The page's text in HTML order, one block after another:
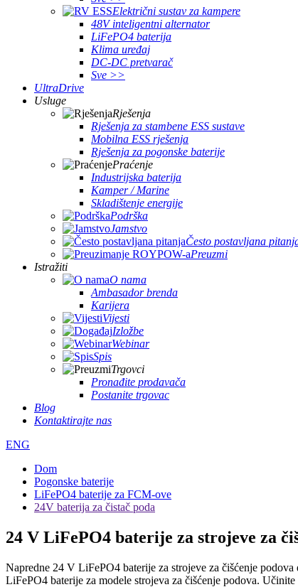
Električni sustav za kampere
48V inteligentni alternator
LiFePO4 baterija
Klima uređaj
DC-DC pretvarač
Sve >>
UltraDrive
Usluge
Rješenja
Rješenja za stambene ESS sustave
Mobilna ESS rješenja
Rješenja za pogonske baterije
Praćenje
Industrijska baterija
Kamper / Marine
Skladištenje energije
Podrška
Jamstvo
Često postavljana
Preuzmi
Istražiti
O nama
Ambasador brenda
Karijera
Vijesti
Izložbe
Webinar
Spis
Trgovci
Pronađite prodavača
Postanite trgovac
Blog
Kontaktirajte nas
ENG
Dom
Pogonske baterije
LiFePO4 baterije za FCM-ove
24V baterija za čistač poda
24 V LiFePO4 baterije za strojeve za
Napredne 24 V LiFePO4 baterije za strojeve za čišćenje
LiFePO4 baterije za modele strojeva za čišćenje podova.